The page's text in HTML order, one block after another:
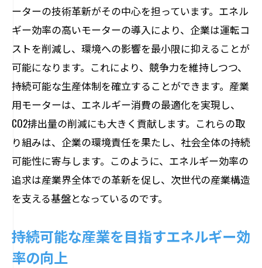
ーターの技術革新がその中心を担っています。エネル
ギー効率の高いモーターの導入により、企業は運転コ
ストを削減し、環境への影響を最小限に抑えることが
可能になります。これにより、競争力を維持しつつ、
持続可能な生産体制を確立することができます。産業
用モーターは、エネルギー消費の最適化を実現し、
CO2排出量の削減にも大きく貢献します。これらの取
り組みは、企業の環境責任を果たし、社会全体の持続
可能性に寄与します。このように、エネルギー効率の
追求は産業界全体での革新を促し、次世代の産業構造
を支える基盤となっているのです。
持続可能な産業を目指すエネルギー効
率の向上